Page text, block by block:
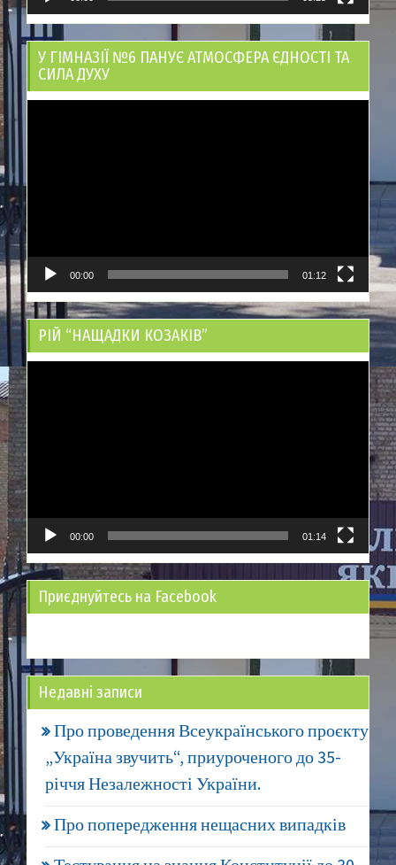
У ГІМНАЗІЇ №6 ПАНУЄ АТМОСФЕРА ЄДНОСТІ ТА
СИЛА ДУХУ
00:00 01:12
РІЙ “НАЩАДКИ КОЗАКІВ”
00:00 01:14
Приєднуйтесь на Facebook
Недавні записи
Про проведення Всеукраїнського проєкту
„Україна звучить“, приуроченого до 35-
річчя Незалежності України.
Про попередження нещасних випадків